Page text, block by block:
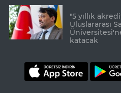
"5 yıllık
Uluslararası
katacak